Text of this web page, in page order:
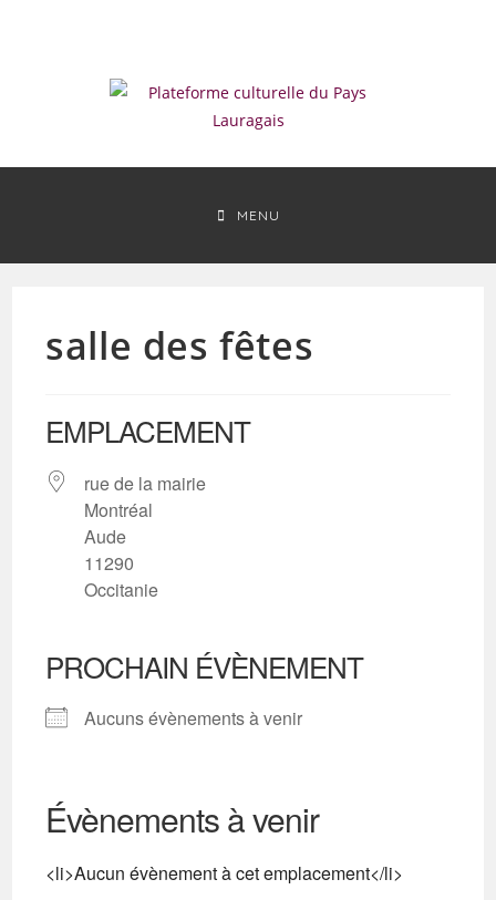
MENU
salle des fêtes
EMPLACEMENT
rue de la mairie
Montréal
Aude
11290
Occitanie
PROCHAIN ÉVÈNEMENT
Aucuns évènements à venir
Évènements à venir
<li>Aucun évènement à cet emplacement</li>